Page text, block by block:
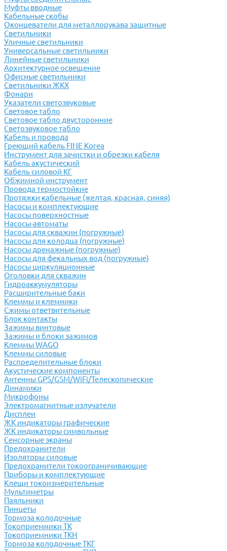
Муфты вводные
Кабельные скобы
Оконцеватели для металлорукава защитные
Светильники
Уличные светильники
Универсальные светильники
Линейные светильники
Архитектурное освещение
Офисные светильники
Светильники ЖКХ
Фонари
Указатели светозвуковые
Световое табло
Световое табло двусторонние
Светозвуковое табло
Кабель и провода
Греющий кабель FINE Korea
Инструмент для зачистки и обрезки кабеля
Кабель акустический
Кабель силовой КГ
Обжимной инструмент
Провода термостойкие
Протяжки кабельные (желтая, красная, синяя)
Насосы и комплектующие
Насосы поверхностные
Насосы-автоматы
Насосы для скважин (погружные)
Насосы для колодца (погружные)
Насосы дренажные (погружные)
Насосы для фекальных вод (погружные)
Насосы циркуляционные
Оголовки для скважин
Гидроаккумуляторы
Расширительные баки
Клеммы и клемники
Cжимы ответвительные
Блок контакты
Зажимы винтовые
Зажимы и блоки зажимов
Клеммы WAGO
Клеммы силовые
Распределительные блоки
Акустические компоненты
Антенны GPS/GSM/WiFi/Телескопические
Динамики
Микрофоны
Электромагнитные излучатели
Дисплеи
ЖК индикаторы графические
ЖК индикаторы символьные
Сенсорные экраны
Предохранители
Изоляторы силовые
Предохранители токоограничивающие
Приборы и комплектующие
Клещи токоизмерительные
Мультиметры
Паяльники
Пинцеты
Тормоза колодочные
Токоприемники ТК
Токоприемники ТКН
Тормоза колодочные ТКГ